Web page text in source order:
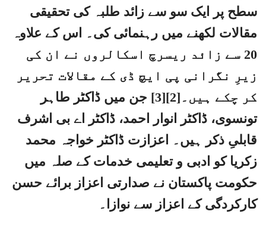
سطح پر ایک سو سے زائد طلبہ کی تحقیقی
مقالات لکھنے میں رہنمائی کی۔ اس کے علاوہ
20 سے زائد ریسرچ اسکالروں نے ان کی
زیرِ نگرانی پی ایچ ڈی کے مقالات تحریر
کر چکے ہیں۔[2][3] جن میں ڈاکٹر طاہر
تونسوی، ڈاکٹر انوار احمد، ڈاکٹر اے بی اشرف
قابلیِ ذکر ہیں۔ اعزازت ڈاکٹر خواجہ محمد
زکریا کو ادبی و تعلیمی خدمات کے صلہ میں
حکومت پاکستان نے صدارتی اعزاز برائے حسن
کارکردگی کے اعزاز سے نوازا۔